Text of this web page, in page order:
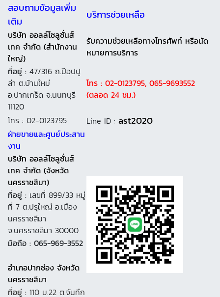
สอบถามข้อมูลเพิ่ม
เติม
บริการช่วยเหลือ
บริษัท ออลล์โซลูชั่นส์
เทค จำกัด (สำนักงาน
ใหญ่)
รับความช่วยเหลือทางโทรศัพท์ หรือนัด
หมายการบริการ
ที่อยู่ : 47/316 ถ.ป๊อปปู
ล่า ต.บ้านใหม่
อ.ปากเกร็ด จ.นนทบุรี
11120
โทร : 02-0123795, 065-9693552
(ตลอด 24 ชม.)
โทร : 02-0123795 Line ID : ast2020
ฝ่ายขายและศูนย์ประสาน
งาน
บริษัท ออลล์โซลูชั่นส์
เทค จำกัด (จังหวัด
นครราชสีมา)
ที่อยู่ : เลขที่ 899/33 หมู่
ที่ 7 ต.ปรุใหญ่ อ.เมือง
นครราชสีมา
จ.นครราชสีมา 30000
มือถือ : 065-969-3552
อำเภอปากช่อง จังหวัด
นครราชสีมา
ที่อยู่ : 110 ม.22 ต.จันทึก